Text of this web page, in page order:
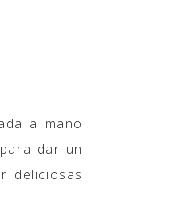
a mano
dar un
deliciosas